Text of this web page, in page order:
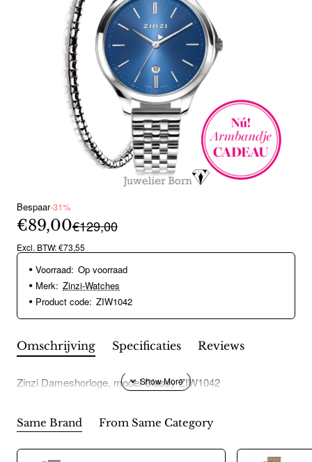
Bespaar-31%
€89,00€129,00
Excl. BTW: €73,55
Voorraad: Op voorraad
Merk: Zinzi-Watches
Product code: ZIW1042
Omschrijving Specificaties Reviews
Zinzi Dameshorloge, model Classy ZIW1042
Same Brand From Same Category